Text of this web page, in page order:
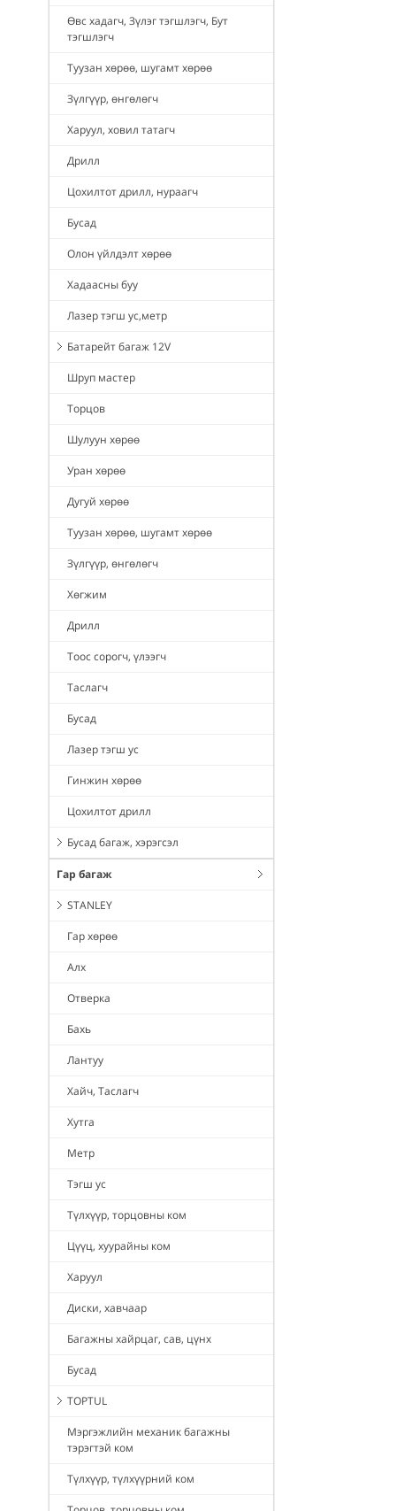
Өвс хадагч, Зүлэг тэгшлэгч, Бут
тэгшлэгч
Туузан хөрөө, шугамт хөрөө
Зүлгүүр, өнгөлөгч
Харуул, ховил татагч
Дрилл
Цохилтот дрилл, нураагч
Бусад
Олон үйлдэлт хөрөө
Хадаасны буу
Лазер тэгш ус,метр
Батарейт багаж 12V
Шруп мастер
Торцов
Шулуун хөрөө
Уран хөрөө
Дугуй хөрөө
Туузан хөрөө, шугамт хөрөө
Зүлгүүр, өнгөлөгч
Хөгжим
Дрилл
Тоос сорогч, үлээгч
Таслагч
Бусад
Лазер тэгш ус
Гинжин хөрөө
Цохилтот дрилл
Бусад багаж, хэрэгсэл
Гар багаж
STANLEY
Гар хөрөө
Алх
Отверка
Бахь
Лантуу
Хайч, Таслагч
Хутга
Метр
Тэгш ус
Түлхүүр, торцовны ком
Цүүц, хуурайны ком
Харуул
Диски, хавчаар
Багажны хайрцаг, сав, цүнх
Бусад
TOPTUL
Мэргэжлийн механик багажны
тэрэгтэй ком
Түлхүүр, түлхүүрний ком